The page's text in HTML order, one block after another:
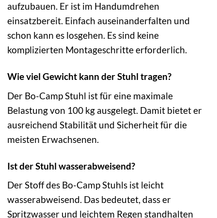
aufzubauen. Er ist im Handumdrehen
einsatzbereit. Einfach auseinanderfalten und
schon kann es losgehen. Es sind keine
komplizierten Montageschritte erforderlich.
Wie viel Gewicht kann der Stuhl tragen?
Der Bo-Camp Stuhl ist für eine maximale
Belastung von 100 kg ausgelegt. Damit bietet er
ausreichend Stabilität und Sicherheit für die
meisten Erwachsenen.
Ist der Stuhl wasserabweisend?
Der Stoff des Bo-Camp Stuhls ist leicht
wasserabweisend. Das bedeutet, dass er
Spritzwasser und leichtem Regen standhalten